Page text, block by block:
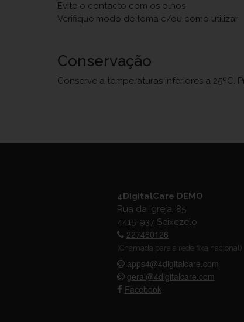
Evite o contacto com os olhos
Verifique modo de toma e/ou como utilizar
Conservação
Conserve a temperaturas inferiores a 25ºC.
4DigitalCare DEMO
Rua da Igreja, 85
4415-937 Seixezelo
227460126
(Chamada para a rede fixa nacional)
apps4@4digitalcare.com
geral@4digitalcare.com
Facebook